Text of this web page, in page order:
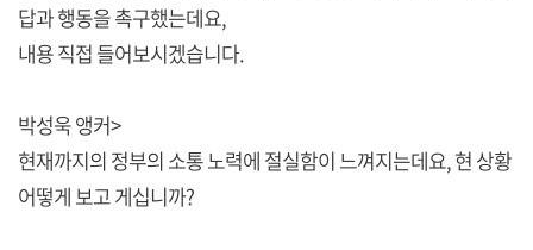
답과 행동을 촉구했는데요,
내용 직접 들어보시겠습니다.
박성욱 앵커>
현재까지의 정부의 소통 노력에 절실함이 느껴지는데요, 현 상황
어떻게 보고 게십니까?